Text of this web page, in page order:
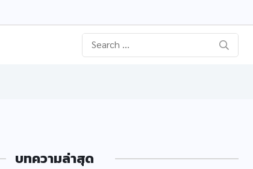
บทความล่าสุด